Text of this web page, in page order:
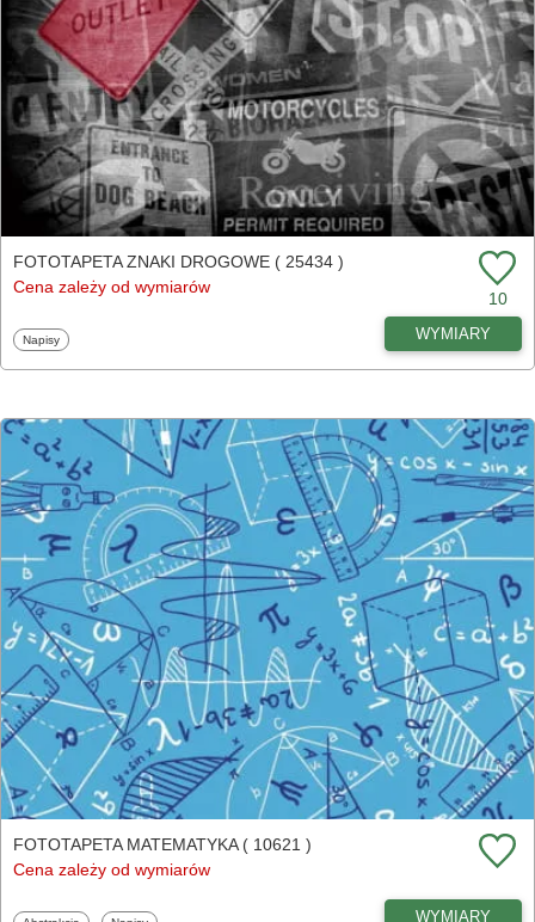
FOTOTAPETA ZNAKI DROGOWE ( 25434 )
Cena zależy od wymiarów
10
Fototapety
Napisy WYMIARY
FOTOTAPETA MATEMATYKA ( 10621 )
Cena zależy od wymiarów
WYMIARY